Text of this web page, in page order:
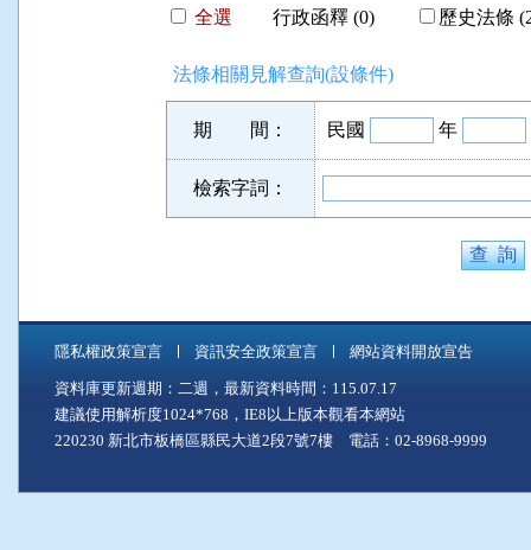
全選 行政函釋 (0) 歷史法條
法條相關見解查詢(設條件)
期 間： 民國 年
檢索字詞：
隱私權政策宣言 資訊安全政策宣言 網站資料開放宣告
資料庫更新週期：二週，最新資料時間：115.07.17
建議使用解析度1024*768，IE8以上版本觀看本網站
220230 新北市板橋區縣民大道2段7號7樓 電話：02-8968-9999